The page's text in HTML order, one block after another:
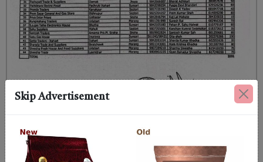
Skip Advertisement